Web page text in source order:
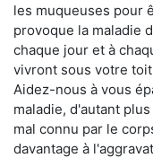
les muqueuses pour
provoque la maladie
chaque jour et à
vivront sous votre
Aidez-nous à vous
maladie, d'autant
mal connu par le
davantage à